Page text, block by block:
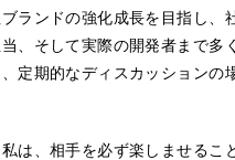
ランドの強化成長を目指し、
、そして実際の開発者まで多
定期的なディスカッションの
は、相手を必ず楽しませるこ